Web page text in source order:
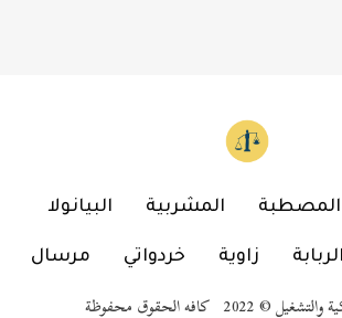
المصطبة المشربية البيانولا
الربابة زاوية خردواتي مرسال
2022 كافه الحقوق محفوظة